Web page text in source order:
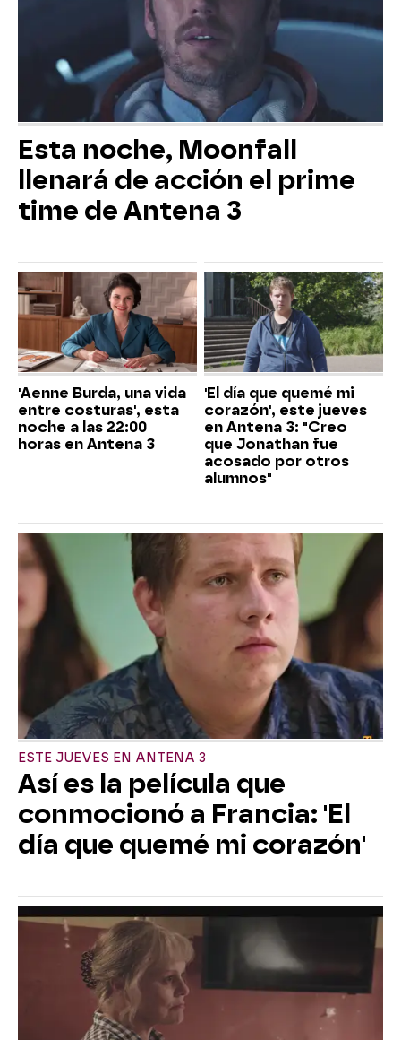
Esta noche, Moonfall
llenará de acción el prime
time de Antena 3
'Aenne Burda, una vida
entre costuras', esta
noche a las 22:00
horas en Antena 3
'El día que quemé mi
corazón', este jueves
en Antena 3: "Creo
que Jonathan fue
acosado por otros
alumnos"
ESTE JUEVES EN ANTENA 3
Así es la película que
conmocionó a Francia: 'El
día que quemé mi corazón'